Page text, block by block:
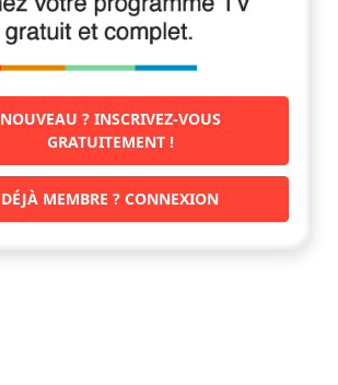
NOUVEAU ? INSCRIVEZ-VOUS
GRATUITEMENT !
DÉJÀ MEMBRE ? CONNEXION